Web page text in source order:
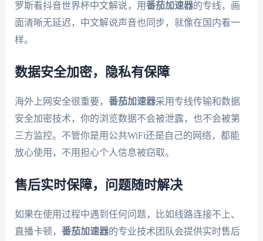
罗斯看抖音世界杯中文解说，用番茄加速器的专线，画
面清晰无延迟，中文解说声音也同步，就像在国内看一
样。
数据安全加密，隐私有保障
海外上网安全很重要， 番茄加速器采用专线传输和数据
安全加密技术，你的浏览数据不会被泄露，也不会被第
三方监控。不管你是用公共WiFi还是自己的网络，都能
放心使用，不用担心个人信息被窃取。
售后实时保障，问题随时解决
如果在使用过程中遇到任何问题，比如线路连接不上、
直播卡顿， 番茄加速器的专业技术团队会提供实时售后